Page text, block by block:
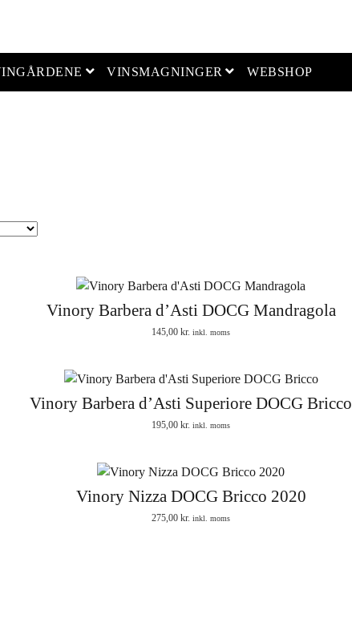
menu open menu
VINSMAGNINGER open menu
WEBSHOP
Vinory Barbera d’Asti DOCG Mandragola
145,00 kr. inkl. moms
Vinory Barbera d’Asti Superiore DOCG Bricco
195,00 kr. inkl. moms
Vinory Nizza DOCG Bricco 2020
275,00 kr. inkl. moms